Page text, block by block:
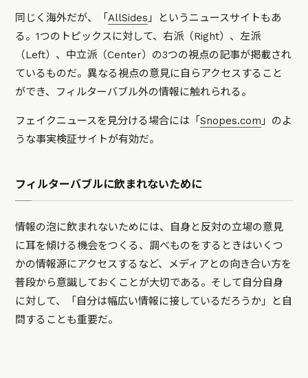
同じく海外だが、「AllSides 」というニュースサイトもあ
る。1つのトピックスに対して、右派（Right）、左派
（Left）、中立派（Center）の3つの視点の記事が掲載され
ているものだ。異なる視点の意見に自らアクセスすること
ができ、フィルターバブル外の情報に触れられる。
フェイクニュースを見分ける場合には「Snopes.com 」のよ
うな事実検証サイトが有効だ。
フィルターバブルに飲まれないために
情報の泡に飲まれないためには、自身と反対の立場の意見
に耳を傾ける機会をつくる、調べものをするときはいくつ
かの情報源にアクセスするなど、メディアとの向き合い方を
普段から意識しておくことが大切である。そして自分自身
に対して、「自分は幅広い情報に接しているだろうか」と自
問することも重要だ。